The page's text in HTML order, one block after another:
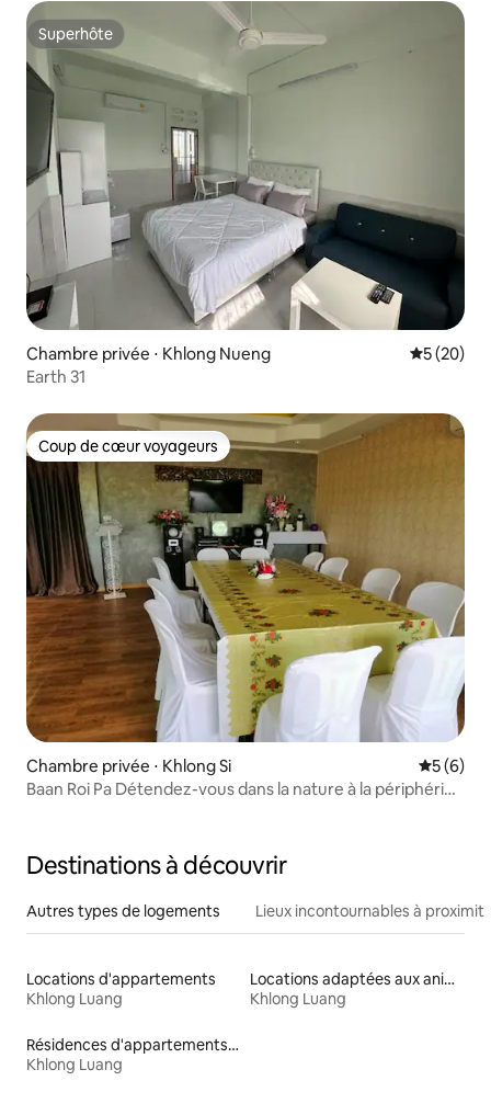
Superhôte
Superhôte
Chambre privée ⋅ Khlong Nueng
5 (20)
Earth 31
Coup de cœur voyageurs
Coup de cœur voyageurs
Chambre privée ⋅ Khlong Si
5 (6)
Baan Roi Pa Détendez-vous dans la nature à la périphérie
Destinations à découvrir
Autres types de logements Lieux incontournables à
Locations d'appartements
Khlong Luang
Locations adaptées aux animaux
Khlong Luang
Résidences d'appartements en location
Khlong Luang